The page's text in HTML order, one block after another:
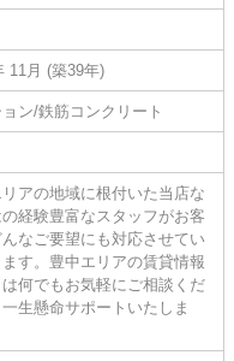
11月 (築39年)
ン/鉄筋コンクリート
アの地域に根付いた当店な
の経験豊富なスタッフがお客
なご要望にも対応させてい
す。豊中エリアの賃貸情報
何でもお気軽にご相談くだ
生懸命サポートいたしま